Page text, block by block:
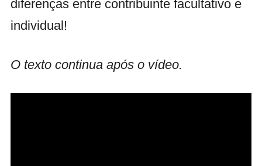
diferenças entre contribuinte facultativo e
individual!
O texto continua após o vídeo.